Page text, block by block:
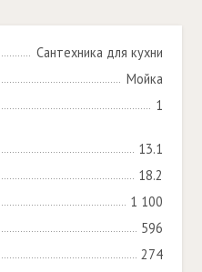
Сантехника для кухни
Мойка
1
13.1
18.2
1 100
596
274